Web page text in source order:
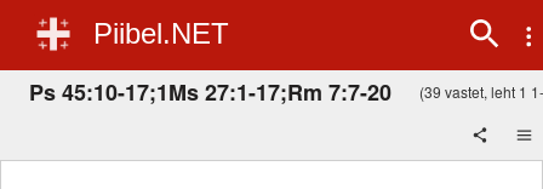
Piibel.NET
Ps 45:10-17;1Ms 27:1-17;Rm 7:7-20 (39 vastet, leht 1